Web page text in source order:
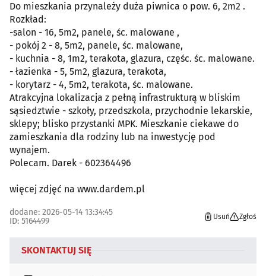
Do mieszkania przynależy duża piwnica o pow. 6, 2m2 .
Rozkład:
-salon - 16, 5m2, panele, śc. malowane ,
- pokój 2 - 8, 5m2, panele, śc. malowane,
- kuchnia - 8, 1m2, terakota, glazura, częśc. śc. malowane.
- łazienka - 5, 5m2, glazura, terakota,
- korytarz - 4, 5m2, terakota, śc. malowane.
Atrakcyjna lokalizacja z pełną infrastrukturą w bliskim
sąsiedztwie - szkoły, przedszkola, przychodnie lekarskie,
sklepy; blisko przystanki MPK. Mieszkanie ciekawe do
zamieszkania dla rodziny lub na inwestycję pod
wynajem.
Polecam. Darek - 602364496
więcej zdjęć na www.dardem.pl
dodane: 2026-05-14 13:34:45
ID: 5164499
Usuń Zgłoś
SKONTAKTUJ SIĘ